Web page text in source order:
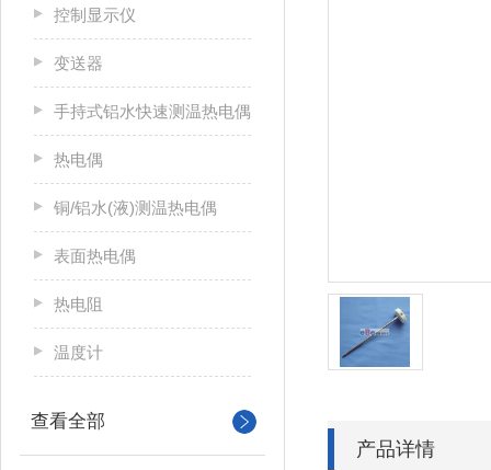
控制显示仪
变送器
手持式铝水快速测温热电偶
热电偶
铜/铝水(液)测温热电偶
表面热电偶
热电阻
温度计
查看全部
产品详情